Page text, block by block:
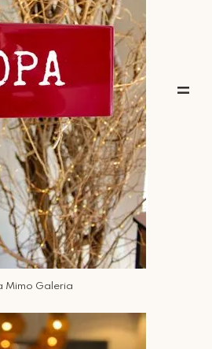
Mimo Galeria
=